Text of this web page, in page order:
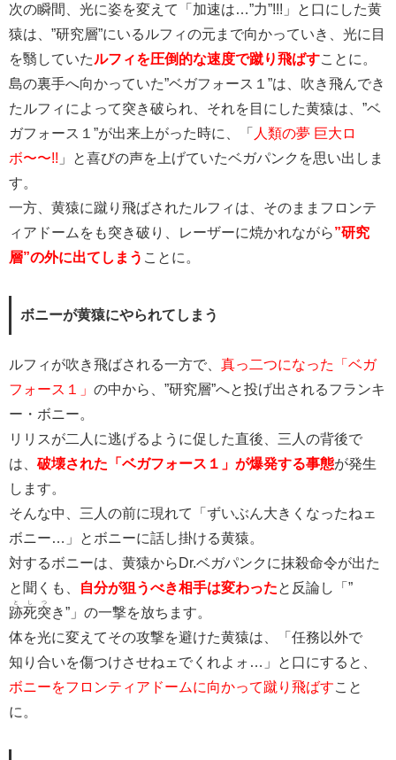
次の瞬間、光に姿を変えて「加速は…”力”!!!」と口にした黄
猿は、”研究層”にいるルフィの元まで向かっていき、光に目
を翳していたルフィを圧倒的な速度で蹴り飛ばすことに。
島の裏手へ向かっていた”ベガフォース１”は、吹き飛んでき
たルフィによって突き破られ、それを目にした黄猿は、”ベ
ガフォース１”が出来上がった時に、「 人類の夢 巨大ロ
ボ〜〜!! 」と喜びの声を上げていたベガパンクを思い出しま
す。
一方、黄猿に蹴り飛ばされたルフィは、そのままフロンテ
ィアドームをも突き破り、レーザーに焼かれながら”研究
層”の外に出てしまう ことに。
ボニーが黄猿にやられてしまう
ルフィが吹き飛ばされる一方で、 真っ二つになった「ベガ
フォース１」 の中から、”研究層”へと投げ出されるフランキ
ー・ボニー。
リリスが二人に逃げるように促した直後、三人の背後で
は、 破壊された「ベガフォース１」が爆発する事態が発生
します。
そんな中、三人の前に現れて「ずいぶん大きくなったねェ
ボニー…」とボニーに話し掛ける黄猿。
対するボニーは、黄猿からDr.ベガパンクに抹殺命令が出た
と聞くも、
自分が狙うべき相手は変わったと反論し「”
跡死突
としつ
き”」の一撃を放ちます。
体を光に変えてその攻撃を避けた黄猿は、「任務以外で
知り合いを傷つけさせねェでくれよォ…」と口にすると、
ボニーをフロンティアドームに向かって蹴り飛ばすこと
に。